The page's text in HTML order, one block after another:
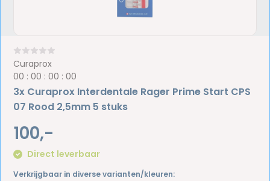
Curaprox
00 :00 :00 :00
3x Curaprox Interdentale Rager Prime Start CPS
07 Rood 2,5mm 5 stuks
100,-
Direct leverbaar
Verkrijgbaar in diverse varianten/kleuren: